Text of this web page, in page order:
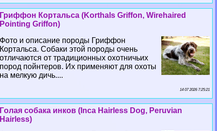
Гриффон Кортальса (Korthals Griffon, Wirehaired
Pointing Griffon)
Фото и описание породы Гриффон
Кортальса. Собаки этой породы очень
отличаются от традиционных охотничьих
пород пойнтеров. Их применяют для охоты
на мелкую дичь....
14 07 2026 7:25:21
Гoлая собака инков (Inca Hairless Dog, Peruvian
Hairless)